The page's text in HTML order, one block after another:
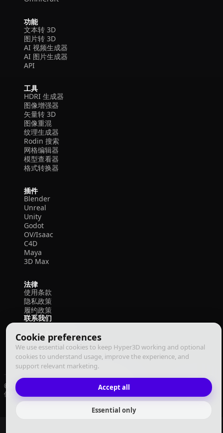
Cookie preferences
We use essential cookies to keep Hyper3D working and optional
cookies to understand usage, improve the experience, and
support relevant marketing.
Accept all
Essential only
功能
文本转 3D
图片转 3D
AI 视频生成器
AI 图片生成器
API
工具
HDRI 生成器
图像增强器
矢量转 3D
图像重混
纹理生成器
Rodin 搜索
网格编辑器
模型查看器
格式转换器
插件
Blender
Unreal
Unity
Godot
OV/Isaac
C4D
Maya
3D Max
法律
使用条款
隐私政策
履约政策
联系我们
© 2026 Deemos Corporation. 保留所有权利
使用条款
中文